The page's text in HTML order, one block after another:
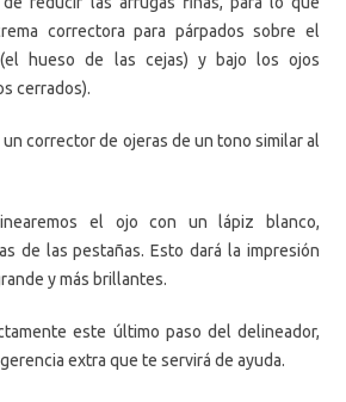
correctora para párpados sobre el
(el hueso de las cejas) y bajo los ojos
cerrados).
corrector de ojeras de un tono similar al
el ojo con un lápiz blanco,
de las pestañas. Esto dará la impresión
y más brillantes.
este último paso del delineador,
extra que te servirá de ayuda.